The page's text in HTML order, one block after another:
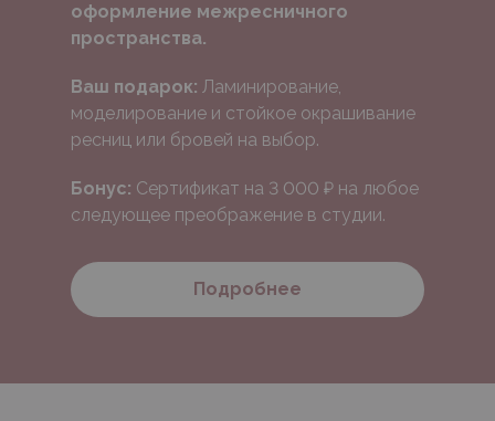
Подробнее
Бонус: Сертификат на 3 000 ₽ на любое
следующее преображение в студии.
Ваш подарок: Ламинирование,
моделирование и стойкое окрашивание
ресниц или бровей на выбор.
оформление межресничного
пространства.